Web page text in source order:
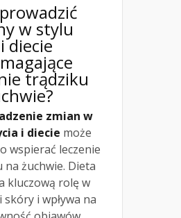
w stylu
diecie
trądziku
zmian w
i diecie może
wspierać leczenie
na żuchwie. Dieta
kluczową rolę w
skóry i wpływa na